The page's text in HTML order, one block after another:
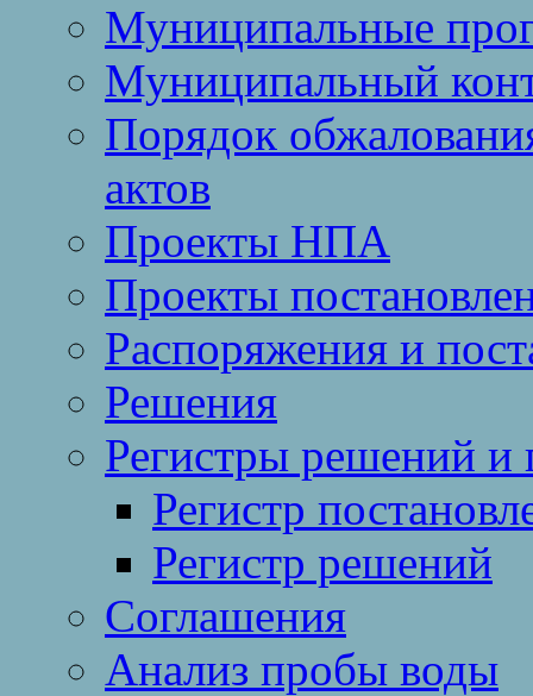
Муниципальные
Муниципальный
Порядок
актов
Проекты НПА
Проекты
Распоряжения и
Решения
Регистры решений и
Регистр
Регистр решений
Соглашения
Анализ пробы воды